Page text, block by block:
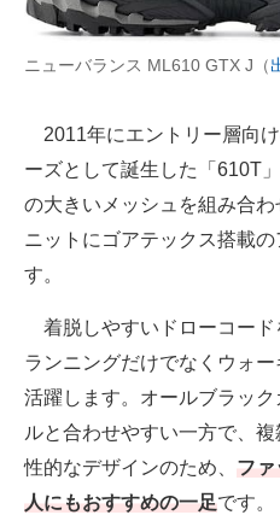
ニューバランス ML610 GTX J（
2011年にエントリー層向
ーズとして誕生した「610T
の大きいメッシュを組み合
ニットにゴアテックス搭載
す。
着脱しやすいドローコード
ランニングだけでなくウォ
活躍します。オールブラッ
ルと合わせやすい一方で、
性的なデザインのため、 ファ
人にもおすすめの一足です。